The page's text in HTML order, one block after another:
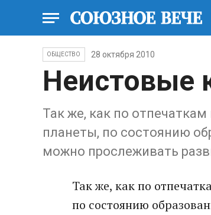
ОБЩЕСТВО 28 октября 2010
Неистовые
Так же, как по
планеты, по состоянию
можно прослеживать
Так же, как по
по состоянию